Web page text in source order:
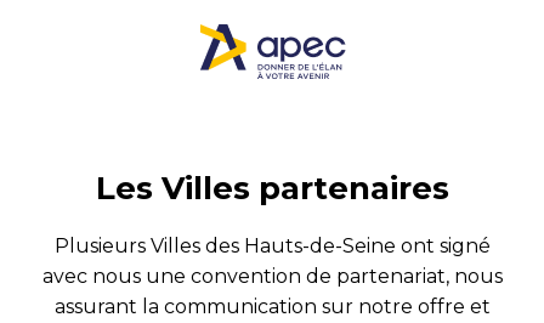
Les Villes partenaires
Plusieurs Villes des Hauts-de-Seine ont signé
avec nous une convention de partenariat, nous
assurant la communication sur notre offre et